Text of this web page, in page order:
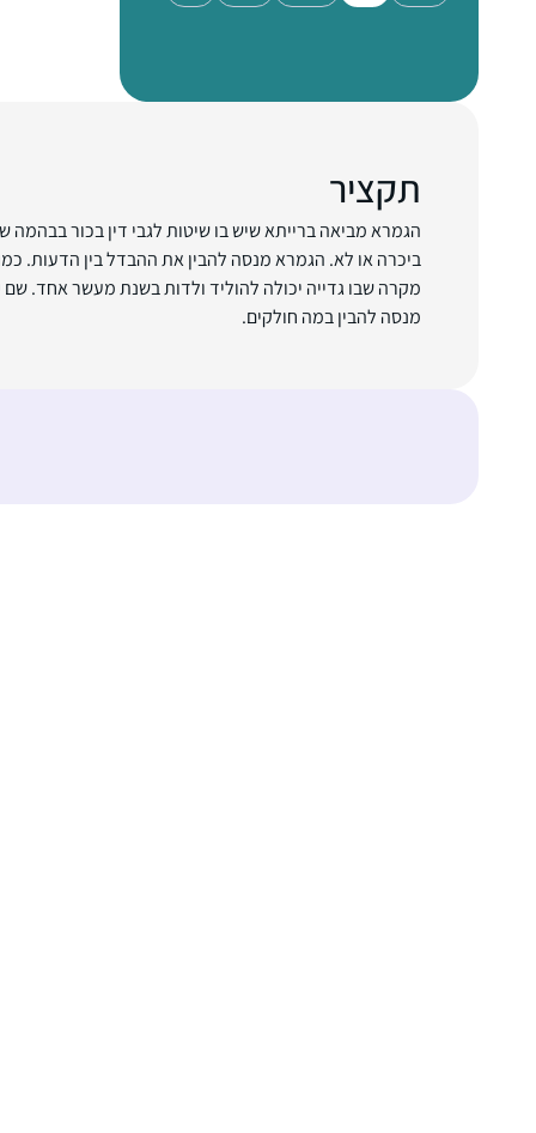
תקציר
הגמרא מביאה ברייתא שיש בו שיטות לגבי דין בכור בבהמה
ביכרה או לא. הגמרא מנסה להבין את ההבדל בין הדעות.
מקרה שבו גדייה יכולה להוליד ולדות בשנת מעשר אחד.
מנסה להבין במה חולקים.